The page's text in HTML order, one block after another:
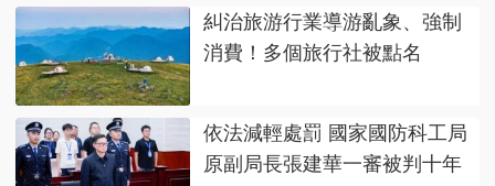
糾治旅游行業導游亂象、強制
消費！多個旅行社被點名
依法減輕處罰 國家國防科工局
原副局長張建華一審被判十年